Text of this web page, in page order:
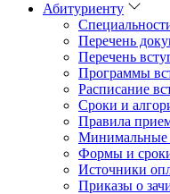
Абитуриенту
Перечень
Перечень
Программы
Расписание
Сроки и
Правила
Минимальные
Формы и
Источники
Приказы о